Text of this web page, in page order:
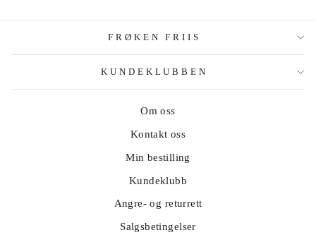
FRØKEN FRIIS
KUNDEKLUBBEN
Om oss
Kontakt oss
Min bestilling
Kundeklubb
Angre- og returrett
Salgsbetingelser